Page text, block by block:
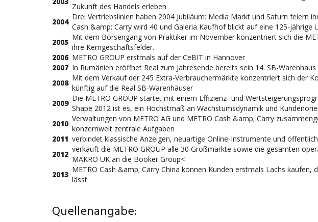
Zukunft des Handels erleben
2004
Drei Vertriebslinien haben 2004 Jubiläum: Media Markt und Saturn feiern
Cash &amp; Carry wird 40 und Galeria Kaufhof blickt auf eine 125-jährige
2005
Mit dem Börsengang von Praktiker im November konzentriert sich die
ihre Kerngeschäftsfelder.
2006 METRO GROUP erstmals auf der CeBIT in Hannover
2007 In Rumänien eröffnet Real zum Jahresende bereits sein 14. SB-Warenhaus
2008
Mit dem Verkauf der 245 Extra-Verbrauchermärkte konzentriert sich der
künftig auf die Real SB-Warenhäuser
2009
Die METRO GROUP startet mit einem Effizienz- und
Shape 2012 ist es, ein Höchstmaß an Wachstumsdynamik und
2010
Verwaltungen von METRO AG und METRO Cash &amp; Carry
konzernweit zentrale Aufgaben
2011 verbindet klassische Anzeigen, neuartige Online-Instrumente und
2012
verkauft die METRO GROUP alle 30 Großmärkte sowie die gesamten
MAKRO UK an die Booker Group<
2013
METRO Cash &amp; Carry China können Kunden erstmals Lachs kaufen,
lässt
Quellenangabe: